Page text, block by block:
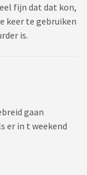
fijn dat dat kon,
keer te gebruiken
is.
gaan
er in t weekend